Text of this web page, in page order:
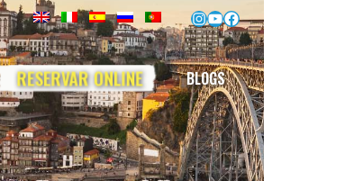
Instagram
YouTube
Facebook
RESERVAR ONLINE BLOGS